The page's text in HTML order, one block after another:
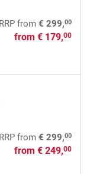
RRPfrom € 299,00
from € 179,00
RRPfrom € 299,00
from € 249,00